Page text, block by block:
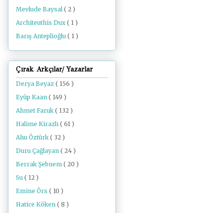
Mevlude Baysal ( 2 )
Architeuthis Dux ( 1 )
Barış Anteplioğlu ( 1 )
Çırak Arkçılar/ Yazarlar
Derya Beyaz ( 156 )
Eyüp Kaan ( 149 )
Ahmet Faruk ( 132 )
Halime Kirazlı ( 61 )
Ahu Öztürk ( 32 )
Duru Çağlayan ( 24 )
Berrak Şebnem ( 20 )
Su ( 12 )
Emine Örs ( 10 )
Hatice Köken ( 8 )